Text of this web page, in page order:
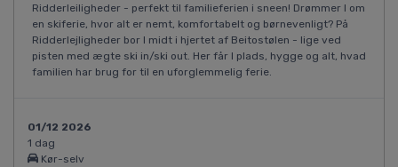
Ridderleiligheder - perfekt til familieferien i sneen! Drømmer I om
en skiferie, hvor alt er nemt, komfortabelt og børnevenligt? På
Ridderlejligheder bor I midt i hjertet af Beitostølen - lige ved
pisten med ægte ski in/ski out. Her får I plads, hygge og alt, hvad
familien har brug for til en uforglemmelig ferie.
01/12 2026
1 dag
Kør-selv